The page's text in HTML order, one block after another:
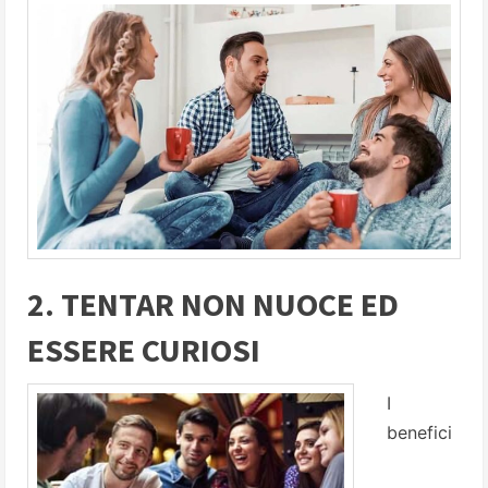
2. TENTAR NON NUOCE ED
ESSERE CURIOSI
I
benefici